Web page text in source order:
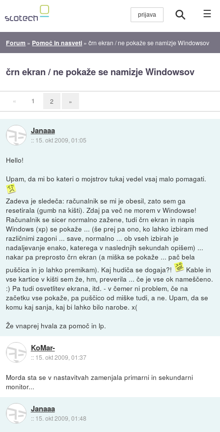
☰
Forum » Pomoč in nasveti »črn ekran / ne pokaže se namizje Windowsov
črn ekran / ne pokaže se namizje Windowsov
« 1 2 »
Janaaa
:: 15. okt 2009, 01:05
Hello!
Upam, da mi bo kateri o mojstrov tukaj vedel vsaj malo pomagati.
Zadeva je sledeča: računalnik se mi je obesil, zato sem ga
resetirala (gumb na kišti). Zdaj pa več ne morem v Windowse!
Računalnik se sicer normalno zažene, tudi črn ekran in napis
Windows (xp) se pokaže ... (še prej pa ono, ko lahko izbiram med
različnimi zagoni ... save, normalno ... ob vseh izbirah je
nadaljevanje enako, katerega v naslednjih sekundah opišem) ...
nakar pa preprosto črn ekran (a miška se pokaže ... pač bela
puščica in jo lahko premikam). Kaj hudiča se dogaja?!
Kable in
vse kartice v kišti sem že, hm, preverila ... če je vse ok nameščeno.
:) Pa tudi osvetlitev ekrana, itd. - v čemer ni problem, če na
začetku vse pokaže, pa puščico od miške tudi, a ne. Upam, da se
komu kaj sanja, kaj bi lahko bilo narobe. x(
Že vnaprej hvala za pomoč in lp.
KoMar-
:: 15. okt 2009, 01:37
Morda sta se v nastavitvah zamenjala primarni in sekundarni
monitor...
Janaaa
:: 15. okt 2009, 01:48